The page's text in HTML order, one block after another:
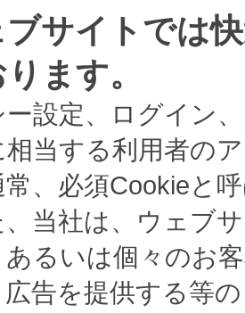
ブサイトでは
ます。
設定、ログイン
相当する利用者の
常、必須Cookieと
当社は、ウェブ
るいは個々のお
告を提供する等